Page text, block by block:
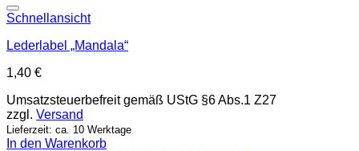
Schnellansicht
Lederlabel „Mandala“
1,40 €
Umsatzsteuerbefreit gemäß UStG §6 Abs.1 Z27
zzgl. Versand
Lieferzeit: ca. 10 Werktage
In den Warenkorb